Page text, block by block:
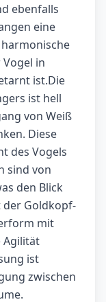
ebenfalls
eine
in
ist.Die
ist hell
von Weiß
Diese
des Vogels
sind von
den Blick
der Goldkopf-
mit
Agilität
ist
zwischen